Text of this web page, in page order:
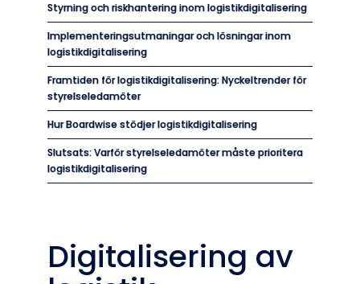
Styrning och riskhantering inom logistikdigitalisering
Implementeringsutmaningar och lösningar inom
logistikdigitalisering
Framtiden för logistikdigitalisering: Nyckeltrender för
styrelseledamöter
Hur Boardwise stödjer logistikdigitalisering
Slutsats: Varför styrelseledamöter måste prioritera
logistikdigitalisering
Digitalisering av